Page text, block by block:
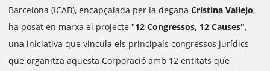
Barcelona (ICAB), encapçalada per la degana Cristina Vallejo,
ha posat en marxa el projecte "12 Congressos, 12 Causes",
una iniciativa que vincula els principals congressos jurídics
que organitza aquesta Corporació amb 12 entitats que